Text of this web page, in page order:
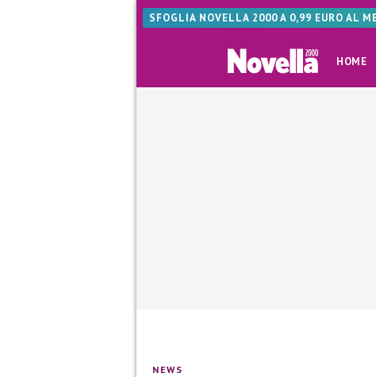
SFOGLIA NOVELLA 2000 A 0,99 EURO AL
HOME
NEWS